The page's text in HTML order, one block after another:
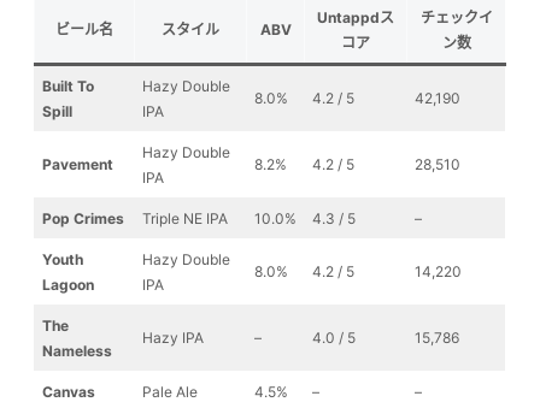
ビール名 スタイル ABV
Untappdス
コア
チェックイ
ン数
Built To
Spill
Hazy Double
IPA
8.0% 4.2 / 5 42,190
Pavement
Hazy Double
IPA
8.2% 4.2 / 5 28,510
Pop Crimes Triple NE IPA 10.0% 4.3 / 5 –
Youth
Lagoon
Hazy Double
IPA
8.0% 4.2 / 5 14,220
The
Nameless
Hazy IPA – 4.0 / 5 15,786
Canvas Pale Ale 4.5% – –